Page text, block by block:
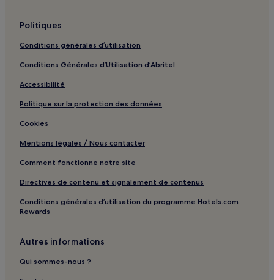
Politiques
Conditions générales d’utilisation
Conditions Générales d’Utilisation d’Abritel
Accessibilité
Politique sur la protection des données
Cookies
Mentions légales / Nous contacter
Comment fonctionne notre site
Directives de contenu et signalement de contenus
Conditions générales d’utilisation du programme Hotels.com
Rewards
Autres informations
Qui sommes-nous ?